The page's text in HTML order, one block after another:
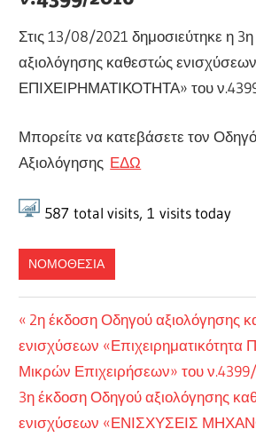
Στις 13/08/2021 δημοσιεύτηκε η
αξιολόγησης καθεστώς
ΕΠΙΧΕΙΡΗΜΑΤΙΚΟΤΗΤΑ» του
Μπορείτε να κατεβάσετε τον Οδηγό
Αξιολόγησης ΕΔΩ
587 total visits, 1 visits today
ΝΟΜΟΘΕΣΙΑ
Πλοήγηση
άρθρων
Previous
Post:
2η έκδοση Οδηγού αξιολόγησης
ενισχύσεων «Επιχειρηματικότητα
Μικρών Επιχειρήσεων» του
Next
Post:
3η έκδοση Οδηγού αξιολόγησης
ενισχύσεων «ΕΝΙΣΧΥΣΕΙΣ